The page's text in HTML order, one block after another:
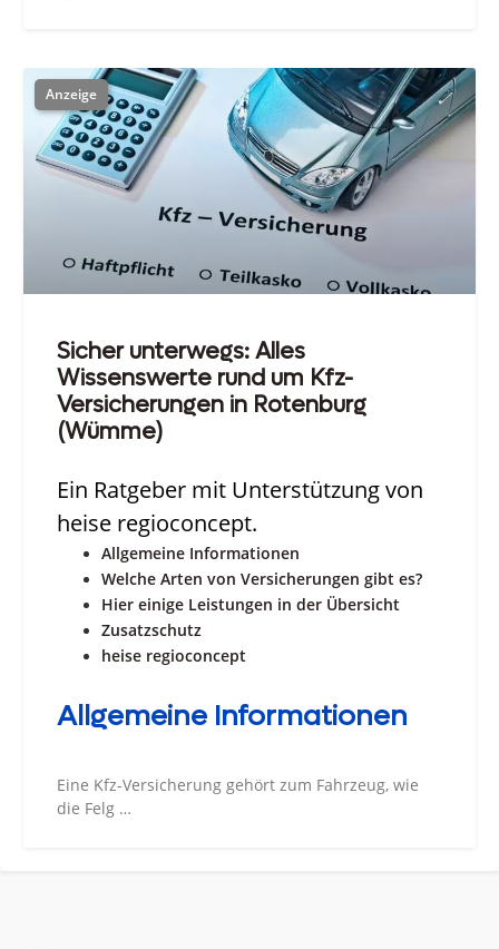
Sicher unterwegs: Alles
Wissenswerte rund um Kfz-
Versicherungen in Rotenburg
(Wümme)
Ein Ratgeber mit Unterstützung von
heise regioconcept.
Allgemeine Informationen
Welche Arten von Versicherungen gibt es?
Hier einige Leistungen in der Übersicht
Zusatzschutz
heise regioconcept
Allgemeine Informationen
Eine Kfz-Versicherung gehört zum Fahrzeug, wie
die Felg …